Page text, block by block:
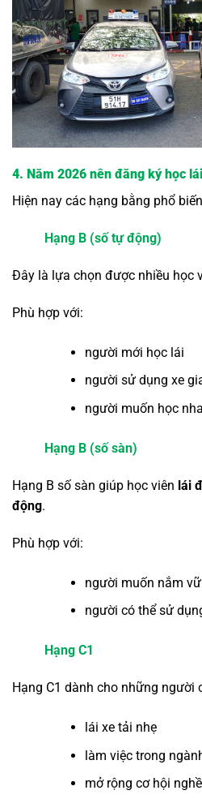
4. Năm 2026 nên đăng ký học
Hiện nay các hạng bằng phổ
Hạng B (số tự động)
Đây là lựa chọn được nhiều học
Phù hợp với:
người mới học lái
người sử dụng xe
người muốn học
Hạng B (số sàn)
Hạng B số sàn giúp học viên lái
động.
Phù hợp với:
người muốn nắm
người có thể sử
Hạng C1
Hạng C1 dành cho những người
lái xe tải nhẹ
làm việc trong
mở rộng cơ hội